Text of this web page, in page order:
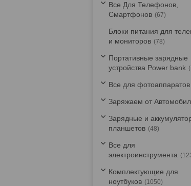
Все Для Телефонов,
Смартфонов
67
Блоки питания для
и мониторов
78
Портативные зарядные
устройства Power bank
Все для фотоаппаратов
Заряжаем от
Зарядные и
планшетов
48
Все для
электроинструмента
Комплектующие для
ноутбуков
1050